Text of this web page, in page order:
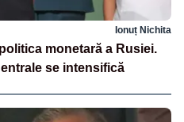
Ionuț Nichita
monetară a Rusiei.
se intensifică